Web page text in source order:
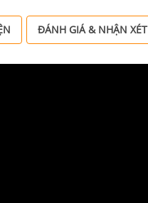
ĐÁNH GIÁ & NHẬN XÉT